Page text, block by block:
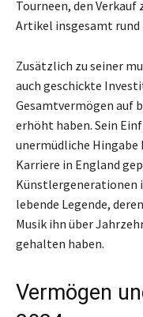
Tourneen, den
Artikel insgesamt rund
Zusätzlich zu seiner
auch geschickte
Gesamtvermögen auf
erhöht haben. Sein
unermüdliche Hingabe
Karriere in England
Künstlergenerationen
lebende Legende,
Musik ihn über
gehalten haben.
Vermögen